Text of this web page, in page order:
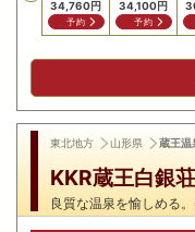
34,760円
予約
34,100円
予約
東北地方 山形県 蔵王温
KKR蔵王白銀荘
良質な温泉を愉しめる